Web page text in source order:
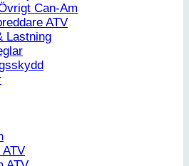
Can-Am
ATV
Lastning